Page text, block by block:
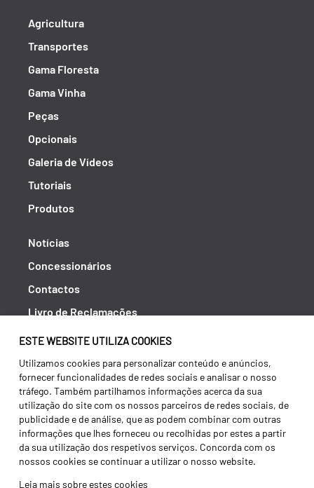
ESTE WEBSITE UTILIZA COOKIES
Utilizamos cookies para personalizar conteúdo e anúncios,
fornecer funcionalidades de redes sociais e analisar o nosso
tráfego. Também partilhamos informações acerca da sua
utilização do site com os nossos parceiros de redes sociais, de
publicidade e de análise, que as podem combinar com outras
informações que lhes forneceu ou recolhidas por estes a partir
da sua utilização dos respetivos serviços. Concorda com os
nossos cookies se continuar a utilizar o nosso website.
Leia mais sobre estes cookies
Agricultura
Transportes
Gama Floresta
Gama Vinha
Peças
Opcionais
Galeria de Vídeos
Tutoriais
Produtos
Notícias
Concessionários
Contactos
Livro de Reclamações
Política de Privacidade
Canal de Denúncias (RGPC)
Termos e condições